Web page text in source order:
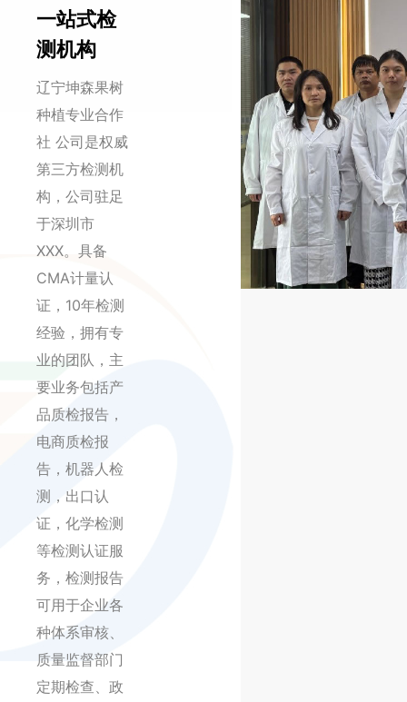
一站式检
测机构
辽宁坤森果树
种植专业合作
社 公司是权威
第三方检测机
构，公司驻足
于深圳市
XXX。具备
CMA计量认
证，10年检测
经验，拥有专
业的团队，主
要业务包括产
品质检报告，
电商质检报
告，机器人检
测，出口认
证，化学检测
等检测认证服
务，检测报告
可用于企业各
种体系审核、
质量监督部门
定期检查、政